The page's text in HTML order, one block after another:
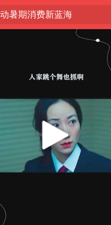
暑期消费新蓝海
出斯诺克中国公开赛
但降薪1000元，你接受吗？
”而上 消费市场向“新”而行
出坠崖1死1伤
面袭击贯穿浙江
李秋莹孙亚鹏亮相
过夜被收150元
泄物住客索赔遭拒